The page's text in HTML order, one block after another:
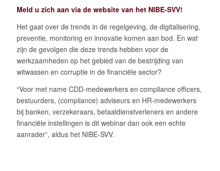
Meld u zich aan via de website van het NIBE-SVV!
Het gaat over de trends in de regelgeving, de digitalisering,
preventie, monitoring en innovatie komen aan bod. En wat
zijn de gevolgen die deze trends hebben voor de
werkzaamheden op het gebied van de bestrijding van
witwassen en corruptie in de financiële sector?
“Voor met name CDD-medewerkers en compliance officers,
bestuurders, (compliance) adviseurs en HR-medewerkers
bij banken, verzekeraars, betaaldienstverleners en andere
financiële instellingen is dit webinar dan ook een echte
aanrader”, aldus het NIBE-SVV.